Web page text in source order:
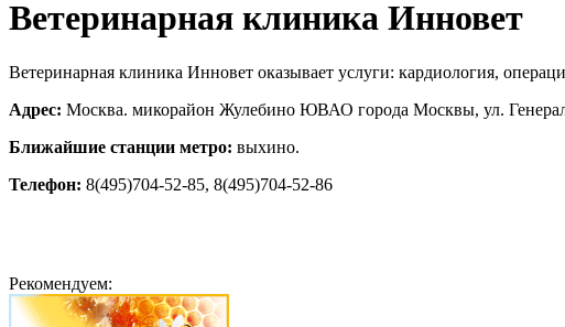
Ветеринарная клиника Инновет
Ветеринарная клиника Инновет оказывает услуги: кардиология,
Адрес: Москва. микорайон Жулебино ЮВАО города Москвы, ул.
Ближайшие станции метро: выхино.
Телефон: 8(495)704-52-85, 8(495)704-52-86
Рекомендуем: